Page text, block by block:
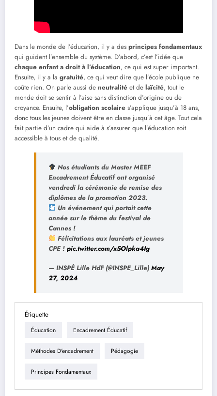
Dans le monde de l’éducation, il y a des principes fondamentaux
qui guident l’ensemble du système. D’abord, c’est l’idée que
chaque enfant a droit à l’éducation, ce qui est super important.
Ensuite, il y a la gratuité, ce qui veut dire que l’école publique ne
coûte rien. On parle aussi de neutralité et de laïcité, tout le
monde doit se sentir à l’aise sans distinction d’origine ou de
croyance. Ensuite, l’obligation scolaire s’applique jusqu’à 18 ans,
donc tous les jeunes doivent être en classe jusqu’à cet âge. Tout cela
fait partie d’un cadre qui aide à s’assurer que l’éducation soit
accessible à tous et de qualité.
Nos étudiants du Master MEEF
Encadrement Éducatif ont organisé
vendredi la cérémonie de remise des
diplômes de la promotion 2023.
Un événement qui portait cette
année sur le thème du festival de
Cannes !
Félicitations aux lauréats et jeunes
CPE ! pic.twitter.com/x5Olpka4Ig
— INSPÉ Lille HdF (@INSPE_Lille) May
27, 2024
Étiquette
Éducation Encadrement Éducatif
Méthodes D'encadrement Pédagogie
Principes Fondamentaux